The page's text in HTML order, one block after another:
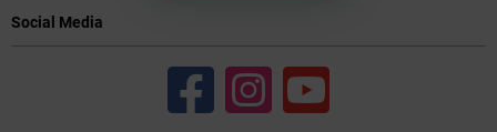
Social Media